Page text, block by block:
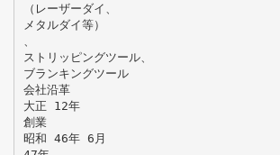
（レーザーダイ、
メタルダイ等）
ストリッピングツール、
ブランキングツール
会社沿革
大正 12年
創業
昭和 46年 6月